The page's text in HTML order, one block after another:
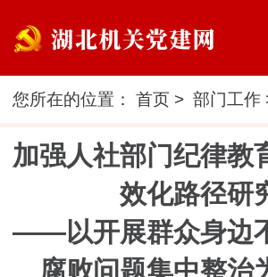
您所在的位置：首页 >部门工作
加强人社部门纪律教
效化路径研
——以开展群众身边
腐败问题集中整治